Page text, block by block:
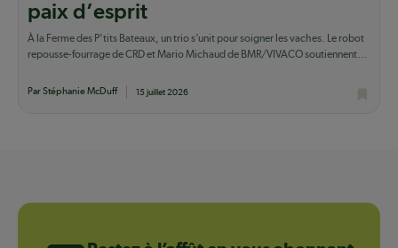
paix d’esprit
À la Ferme des P’tits Bateaux, un trio s’unit pour soigner les vaches. Le robot
repousse-fourrage de CRD et Mario Michaud de BMR/VIVACO soutiennent
Par Stéphanie McDuff 15 juillet 2026